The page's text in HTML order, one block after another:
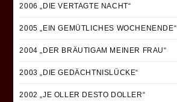
2006 „DIE VERTAGTE NACHT“
2005 „EIN GEMÜTLICHES WOCHENENDE“
2004 „DER BRÄUTIGAM MEINER FRAU“
2003 „DIE GEDÄCHTNISLÜCKE“
2002 „JE OLLER DESTO DOLLER“